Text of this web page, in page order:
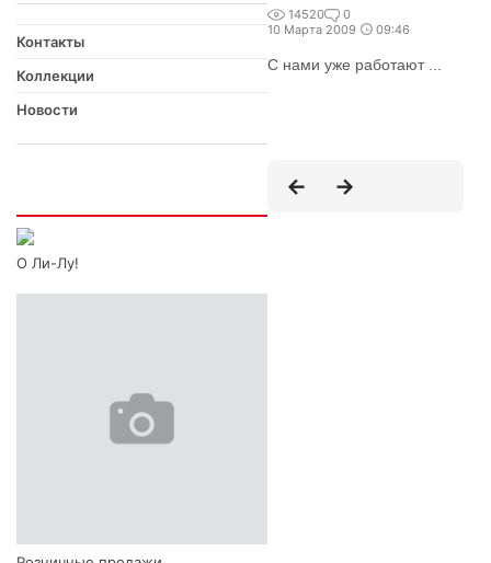
Контакты
Коллекции
Новости
О Ли-Лу!
14520
0
10 Марта 2009
09:46
С нами уже работают ...